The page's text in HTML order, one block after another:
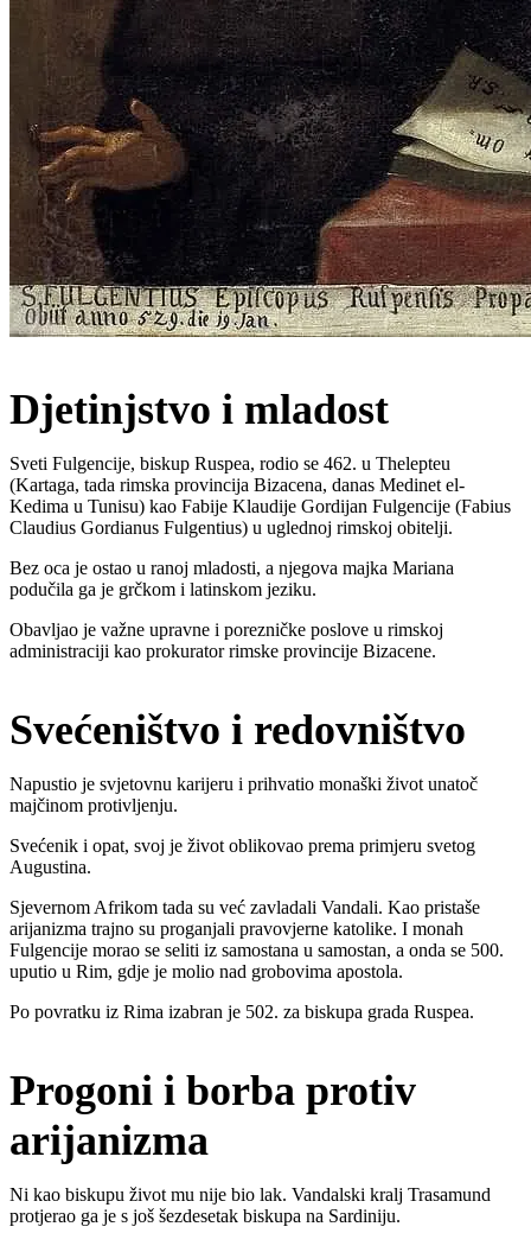
Djetinjstvo i mladost
Sveti Fulgencije, biskup Ruspea, rodio se 462. u Thelepteu
(Kartaga, tada rimska provincija Bizacena, danas Medinet el-
Kedima u Tunisu) kao Fabije Klaudije Gordijan Fulgencije (Fabius
Claudius Gordianus Fulgentius) u uglednoj rimskoj obitelji.
Bez oca je ostao u ranoj mladosti, a njegova majka Mariana
podučila ga je grčkom i latinskom jeziku.
Obavljao je važne upravne i porezničke poslove u rimskoj
administraciji kao prokurator rimske provincije Bizacene.
Svećeništvo i redovništvo
Napustio je svjetovnu karijeru i prihvatio monaški život unatoč
majčinom protivljenju.
Svećenik i opat, svoj je život oblikovao prema primjeru svetog
Augustina.
Sjevernom Afrikom tada su već zavladali Vandali. Kao pristaše
arijanizma trajno su proganjali pravovjerne katolike. I monah
Fulgencije morao se seliti iz samostana u samostan, a onda se 500.
uputio u Rim, gdje je molio nad grobovima apostola.
Po povratku iz Rima izabran je 502. za biskupa grada Ruspea.
Progoni i borba protiv
arijanizma
Ni kao biskupu život mu nije bio lak. Vandalski kralj Trasamund
protjerao ga je s još šezdesetak biskupa na Sardiniju.